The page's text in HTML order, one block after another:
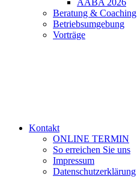
AABA 2026
Beratung & Coaching
Betriebsumgebung
Vorträge
Kontakt
ONLINE TERMIN
So erreichen Sie uns
Impressum
Datenschutzerklärung